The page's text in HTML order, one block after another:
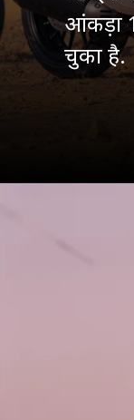
आंकड़ा
चुका है.